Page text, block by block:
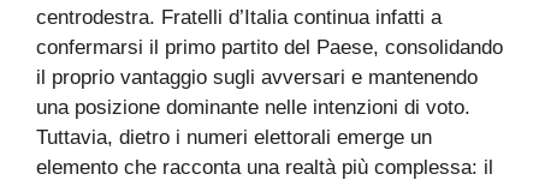
centrodestra. Fratelli d’Italia continua infatti a
confermarsi il primo partito del Paese, consolidando
il proprio vantaggio sugli avversari e mantenendo
una posizione dominante nelle intenzioni di voto.
Tuttavia, dietro i numeri elettorali emerge un
elemento che racconta una realtà più complessa: il